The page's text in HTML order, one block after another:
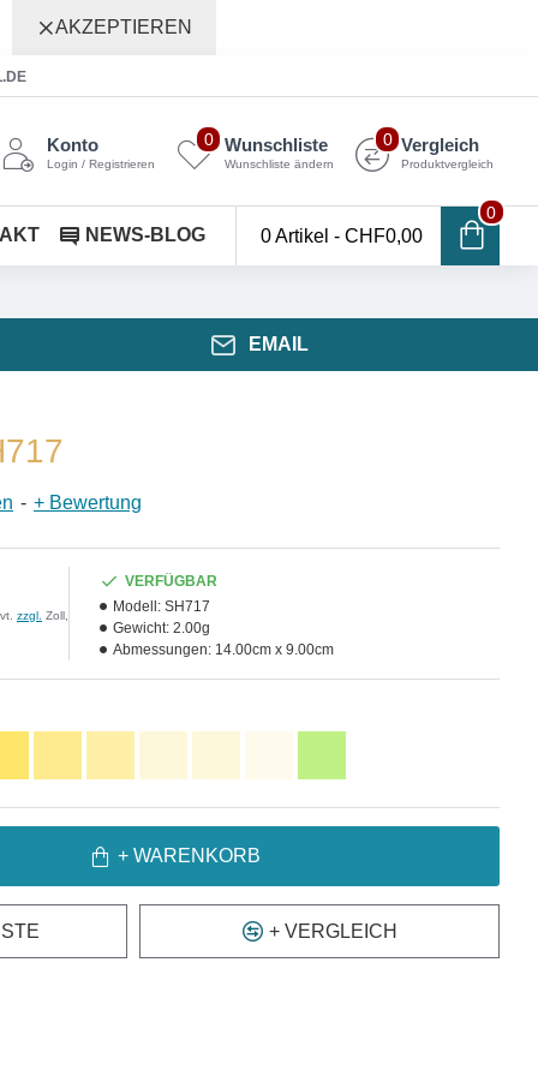
AKZEPTIEREN
Konto
Login / Registrieren
Wunschliste
Wunschliste ändern
0 Vergleich
Produktvergleich
0
NEWS-BLOG 0 Artikel - CHF0,00
0
EMAIL
- + Bewertung
zzgl. Zoll,
VERFÜGBAR
Modell: SH717
Gewicht: 2.00g
Abmessungen: 14.00cm x 9.00cm
+ WARENKORB
+ VERGLEICH